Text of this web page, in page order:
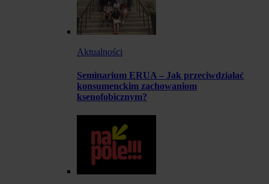
Aktualności
Seminarium ERUA – Jak przeciwdziałać
konsumenckim zachowaniom
ksenofobicznym?